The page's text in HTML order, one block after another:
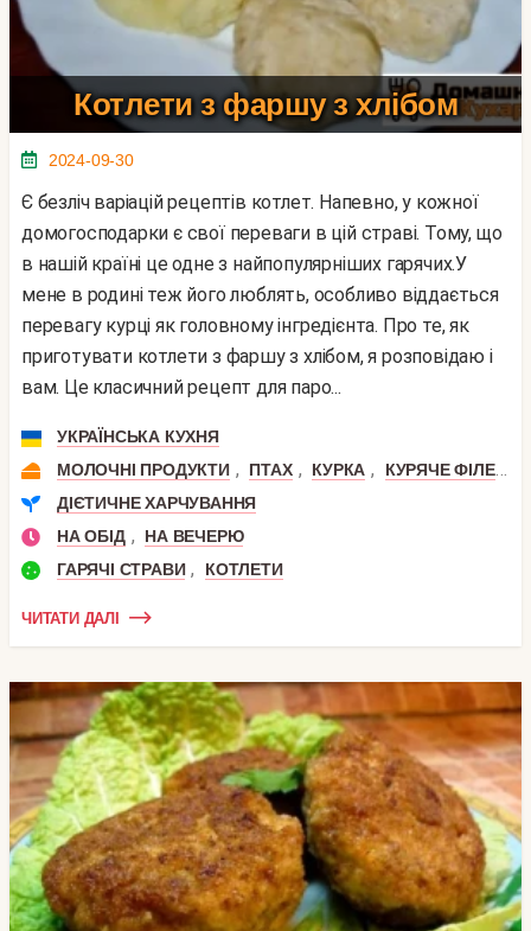
Котлети з фаршу з хлібом
2024-09-30
Є безліч варіацій рецептів котлет. Напевно, у кожної
домогосподарки є свої переваги в цій страві. Тому, що
в нашій країні це одне з найпопулярніших гарячих.У
мене в родині теж його люблять, особливо віддається
перевагу курці як головному інгредієнта. Про те, як
приготувати котлети з фаршу з хлібом, я розповідаю і
вам. Це класичний рецепт для паро...
УКРАЇНСЬКА КУХНЯ
МОЛОЧНІ ПРОДУКТИ , ПТАХ , КУРКА , КУРЯЧЕ ФІЛЕ ,
ДІЄТИЧНЕ ХАРЧУВАННЯ
НА ОБІД ,
НА ВЕЧЕРЮ
ГАРЯЧІ СТРАВИ , КОТЛЕТИ
ЧИТАТИ ДАЛІ